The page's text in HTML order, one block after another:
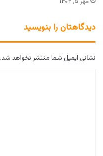
دیدگاهتان را بنویسید
نشانی ایمیل شما منتشر نخواهد شد.